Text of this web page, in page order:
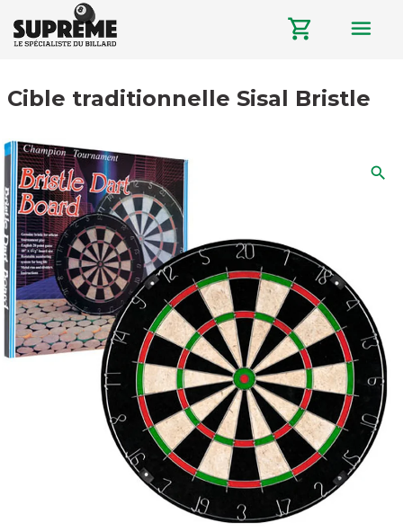
shopping_cart menu
Cible traditionnelle Sisal Bristle
search